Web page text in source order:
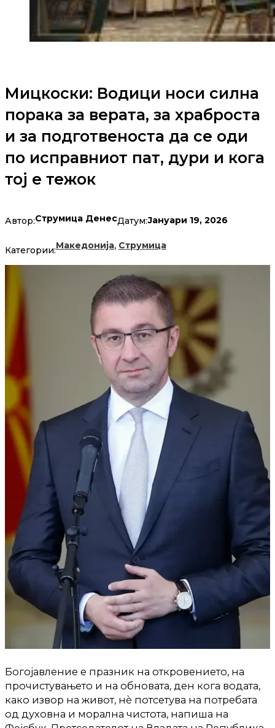
Мицкоски: Водици носи силна
порака за верата, за храброста
и за подготвеноста да се оди
по исправниот пат, дури и кога
тој е тежок
Автор:Струмица ДенесДатум:Јануари 19, 2026
Категории:Македонија, Струмица
Богојавление е празник на откровението, на
прочистувањето и на обновата, ден кога водата,
како извор на живот, нè потсетува на потребата
од духовна и морална чистота, напиша на